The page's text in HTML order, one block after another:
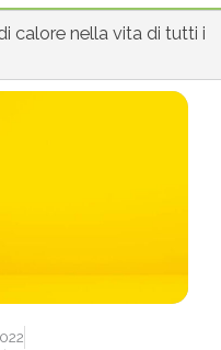
calore nella vita di tutti i